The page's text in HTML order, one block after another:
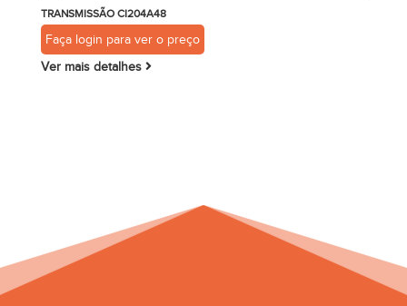
TRANSMISSÃO CI204A48
Faça login para ver o preço
Ver mais detalhes